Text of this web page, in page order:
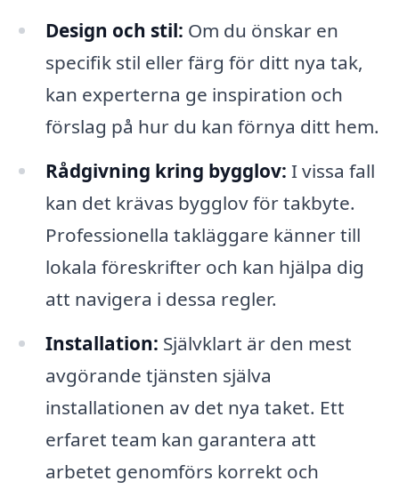
Design och stil: Om du önskar en
specifik stil eller färg för ditt nya tak,
kan experterna ge inspiration och
förslag på hur du kan förnya ditt hem.
Rådgivning kring bygglov: I vissa fall
kan det krävas bygglov för takbyte.
Professionella takläggare känner till
lokala föreskrifter och kan hjälpa dig
att navigera i dessa regler.
Installation: Självklart är den mest
avgörande tjänsten själva
installationen av det nya taket. Ett
erfaret team kan garantera att
arbetet genomförs korrekt och